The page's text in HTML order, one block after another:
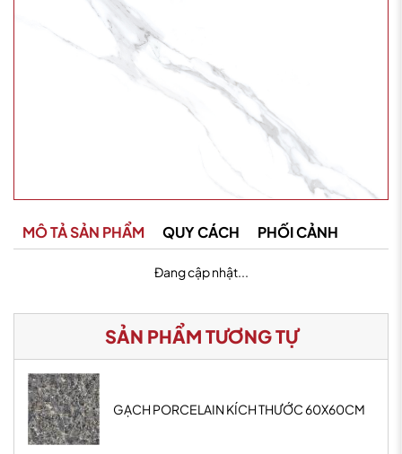
MÔ TẢ SẢN PHẨM QUY CÁCH PHỐI CẢNH
Đang cập nhật...
SẢN PHẨM TƯƠNG TỰ
GẠCH PORCELAIN KÍCH THƯỚC 60X60CM